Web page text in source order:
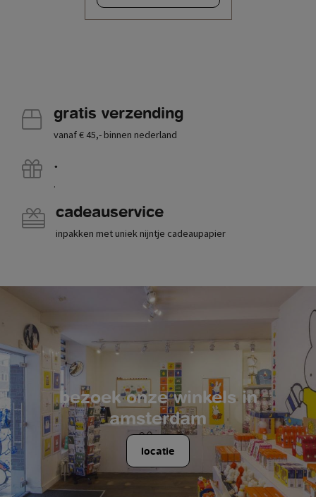
gratis verzending
vanaf € 45,- binnen nederland
.
.
cadeauservice
inpakken met uniek nijntje cadeaupapier
bezoek onze winkels in
amsterdam
locatie